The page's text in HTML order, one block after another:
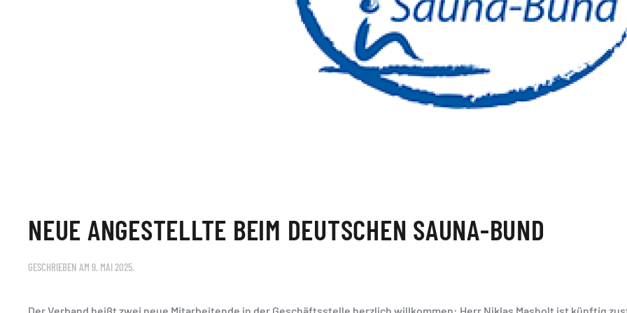
NEUE ANGESTELLTE BEIM DEUTSCHEN SAUNA-BUND
GESCHRIEBEN AM 9. MAI 2025.